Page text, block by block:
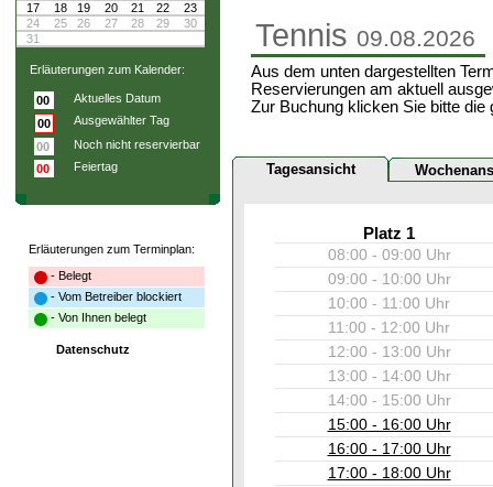
17
18 19 20 21 22
23
24
25 26 27 28 29
30
31
Erläuterungen zum Kalender:
00
Aktuelles Datum
00
Ausgewählter Tag
00
Noch nicht reservierbar
00
Feiertag
Erläuterungen zum Terminplan:
- Belegt
- Vom Betreiber blockiert
- Von Ihnen belegt
Datenschutz
Tennis 09.08.2026
Aus dem unten dargestellten
Reservierungen am aktuell
Zur Buchung klicken Sie bitte die
Tagesansicht
Platz 1
08:00 - 09:00 Uhr
09:00 - 10:00 Uhr
10:00 - 11:00 Uhr
11:00 - 12:00 Uhr
12:00 - 13:00 Uhr
13:00 - 14:00 Uhr
14:00 - 15:00 Uhr
15:00 - 16:00 Uhr
16:00 - 17:00 Uhr
17:00 - 18:00 Uhr